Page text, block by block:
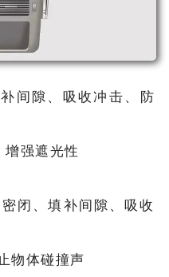
间隙、吸收冲击、防
强遮光性
闭、填补间隙、吸收
物体碰撞声